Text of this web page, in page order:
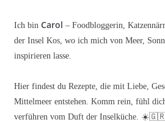
Ich bin Carol – Foodbloggerin,
der Insel Kos, wo ich mich von Meer,
inspirieren lasse.
Hier findest du Rezepte, die mit Liebe,
Mittelmeer entstehen. Komm rein, fühl
verführen vom Duft der Inselküche.